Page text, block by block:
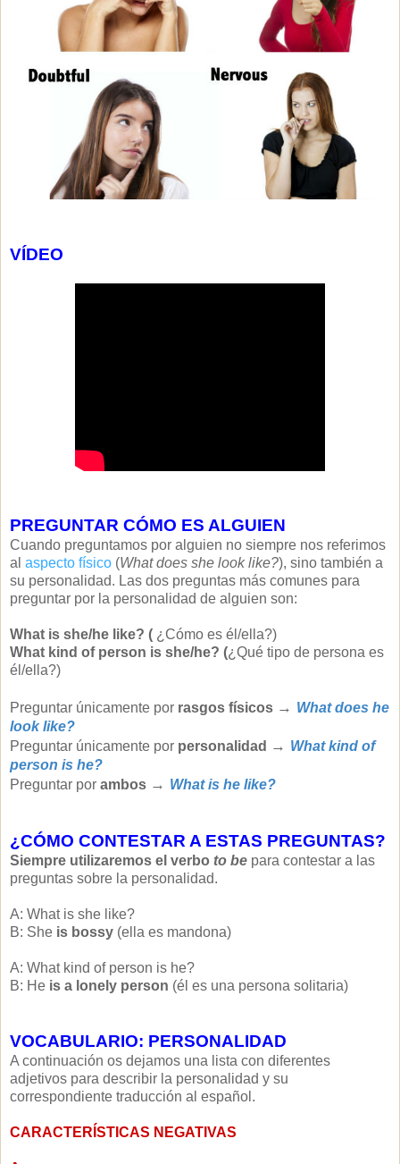
VÍDEO
PREGUNTAR CÓMO ES ALGUIEN
Cuando preguntamos por alguien no siempre nos referimos
alaspecto físico (What does she look like?), sino también a
su personalidad. Las dos preguntas más comunes para
preguntar por la personalidad de alguien son:
What is she/he like? ( ¿Cómo es él/ella?)
What kind of person is she/he? (¿Qué tipo de persona es
él/ella?)
Preguntar únicamente por rasgos físicos → What does he
look like?
Preguntar únicamente por personalidad → What kind of
person is he?
Preguntar porambos → What is he like?
¿CÓMO CONTESTAR A ESTAS PREGUNTAS?
Siempre utilizaremos el verbo to be para contestar a las
preguntas sobre la personalidad.
A: What is she like?
B: She is bossy (ella es mandona)
A: What kind of person is he?
B: He is a lonely person (él es una persona solitaria)
VOCABULARIO: PERSONALIDAD
A continuación os dejamos una lista con diferentes
adjetivos para describir la personalidad y su
correspondiente traducción al español.
CARACTERÍSTICAS NEGATIVAS